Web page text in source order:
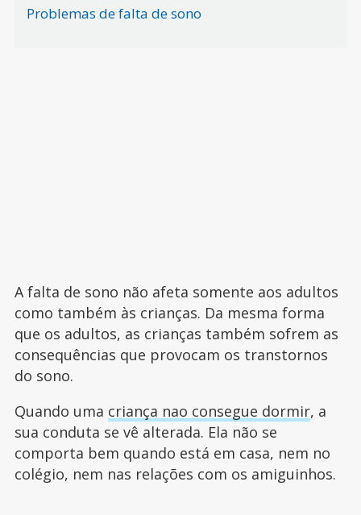
Problemas de falta de sono
A falta de sono não afeta somente aos adultos
como também às crianças. Da mesma forma
que os adultos, as crianças também sofrem as
consequências que provocam os transtornos
do sono.
Quando uma criança nao consegue dormir, a
sua conduta se vê alterada. Ela não se
comporta bem quando está em casa, nem no
colégio, nem nas relações com os amiguinhos.